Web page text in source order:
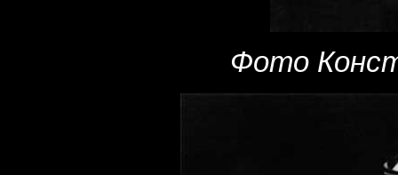
Фото